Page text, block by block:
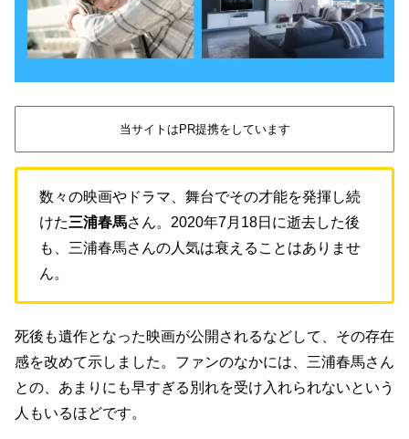
当サイトはPR提携をしています
数々の映画やドラマ、舞台でその才能を発揮し続
けた三浦春馬さん。2020年7月18日に逝去した後
も、三浦春馬さんの人気は衰えることはありませ
ん。
死後も遺作となった映画が公開されるなどして、その存在
感を改めて示しました。ファンのなかには、三浦春馬さん
との、あまりにも早すぎる別れを受け入れられないという
人もいるほどです。